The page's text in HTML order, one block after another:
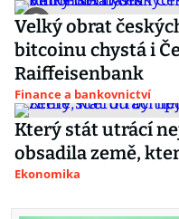
Velký obrat
bitcoinu chystá i
Raiffeisenbank
Finance a bankovnictví
Který stát utrácí
obsadila země,
Ekonomika